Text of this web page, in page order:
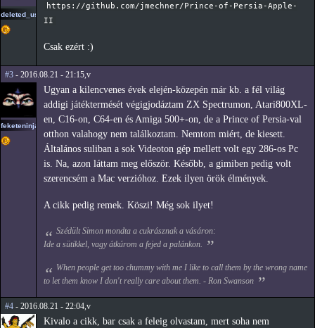
deleted_user2
https://github.com/jmechner/Prince-of-Persia-Apple-
II
Csak ezért :)
#3 - 2016.08.21 - 21:15,v
feketeninja
Ugyan a kilencvenes évek elején-közepén már kb. a fél világ
addigi játéktermését végigjodáztam ZX Spectrumon, Atari800XL-
en, C16-on, C64-en és Amiga 500+-on, de a Prince of Persia-val
otthon valahogy nem találkoztam. Nemtom miért, de kiesett.
Általános suliban a sok Videoton gép mellett volt egy 286-os Pc
is. Na, azon láttam meg először. Később, a gimiben pedig volt
szerencsém a Mac verzióhoz. Ezek ilyen örök élmények.
A cikk pedig remek. Köszi! Még sok ilyet!
Szédült Simon mondta a cukrásznak a vásáron:
Ide a sütikkel, vagy átkúrom a fejed a palánkon.
When people get too chummy with me I like to call them by the wrong name
to let them know I don't really care about them. - Ron Swanson
#4 - 2016.08.21 - 22:04,v
Kivalo a cikk, bar csak a feleig olvastam, mert soha nem